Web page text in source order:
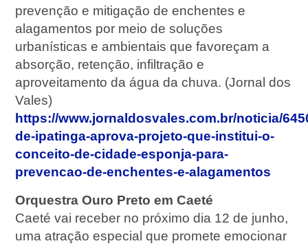
prevenção e mitigação de enchentes e
alagamentos por meio de soluções
urbanísticas e ambientais que favoreçam a
absorção, retenção, infiltração e
aproveitamento da água da chuva. (Jornal dos
Vales)
https://www.jornaldosvales.com.br/noticia/
de-ipatinga-aprova-projeto-que-institui-o-
conceito-de-cidade-esponja-para-
prevencao-de-enchentes-e-alagamentos
Orquestra Ouro Preto em Caeté
Caeté vai receber no próximo dia 12 de junho,
uma atração especial que promete emocionar